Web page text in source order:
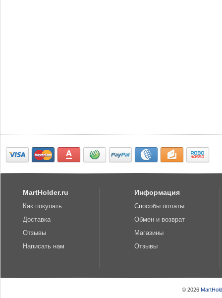
MartHolder.ru
Как покупать
Доставка
Отзывы
Написать нам
Информация
Способы оплаты
Обмен и возврат
Магазины
Отзывы
© 2026